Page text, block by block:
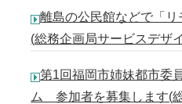
離島の公民館などで「
(総務企画局サービスデザ
第1回福岡市姉妹都市委
ム 参加者を募集します(